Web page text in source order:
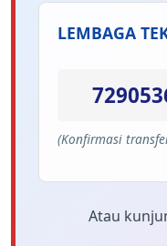
LEMBAGA
(Konfirmasi
Atau